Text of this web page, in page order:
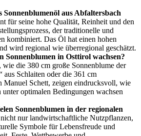
Sonnenblumenöl aus Abfaltersbach
für seine hohe Qualität, Reinheit und den
der traditionelle und
kombiniert. Das Öl hat einen hohen
wird regional wie überregional geschätzt.
Sonnenblumen in Osttirol wachsen?
die 380 cm große Sonnenblume der
aus Schlaiten oder die 361 cm
Manuel Schett, zeigen eindrucksvoll, wie
unter optimalen Bedingungen wachsen
Sonnenblumen in der regionalen
nur landwirtschaftliche Nutzpflanzen,
Symbole für Lebensfreude und